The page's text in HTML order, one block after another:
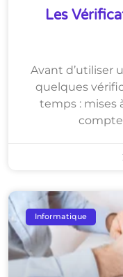
Les
Avant d’utiliser
quelques
temps : mises
Informatique